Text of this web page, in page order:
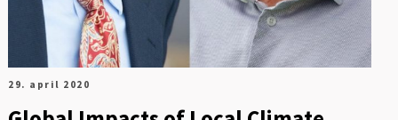
29. april 2020